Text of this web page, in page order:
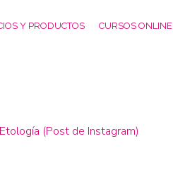
Y PRODUCTOS CURSOS ONLINE
(Post de Instagram)